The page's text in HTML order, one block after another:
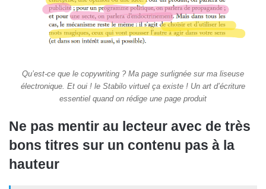
Qu’est-ce que le copywriting ? Ma page surlignée sur ma liseuse
électronique. Et oui ! le Stabilo virtuel ça existe ! Un art d’écriture
essentiel quand on rédige une page produit
Ne pas mentir au lecteur avec de très
bons titres sur un contenu pas à la
hauteur